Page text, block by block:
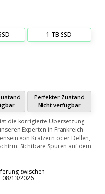
1 TB SSD
Perfekter Zustand
Nicht verfügbar
die korrigierte Übersetzung:
Experten in Frankreich
von Kratzern oder Dellen,
Sichtbare Spuren auf dem
zwischen
08/13/2026